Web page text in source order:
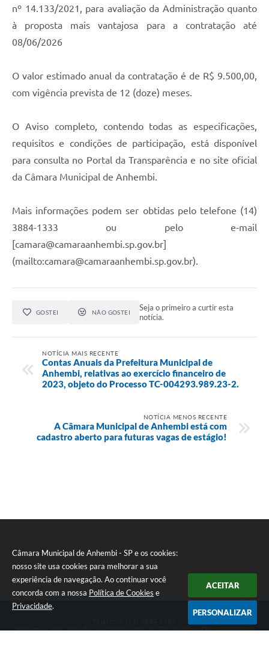
Câmara Municipal de Anhembi - SP e os cookies:
nosso site usa cookies para melhorar a sua
experiência de navegação. Ao continuar você
concorda com a nossa Política de Cookies e
Privacidade.
ACEITAR
PERSONALIZAR
nº 14.133/2021, para avaliação da Administração quanto
à proposta mais vantajosa para a contratação até
08/06/2026
O valor estimado anual da contratação é de R$ 9.500,00,
com vigência prevista de 12 (doze) meses.
O Aviso completo, contendo todas as especificações,
requisitos e condições de participação, está disponível
para consulta no Portal da Transparência e no site oficial
da Câmara Municipal de Anhembi.
Mais informações podem ser obtidas pelo telefone (14)
3884-1333 ou pelo e-mail
[camara@camaraanhembi.sp.gov.br]
(mailto:camara@camaraanhembi.sp.gov.br).
GOSTEI NÃO GOSTEI
Seja o primeiro a curtir esta
notícia.
NOTÍCIA MAIS RECENTE
Contas Anuais da Prefeitura Municipal de
Anhembi, relativas ao exercício financeiro de
2023, objeto do Processo TC-004293.989.23-2.
NOTÍCIA MENOS RECENTE
A Câmara Municipal de Anhembi está com
cadastro aberto para futuras vagas de estágio!
Endereço: Rua: Salvador Luiz dos Santos, nº 776, Centro | CEP: 18630-047